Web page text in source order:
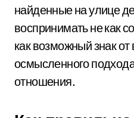
найденные на улице
воспринимать не как
как возможный знак
осмысленного
отношения.